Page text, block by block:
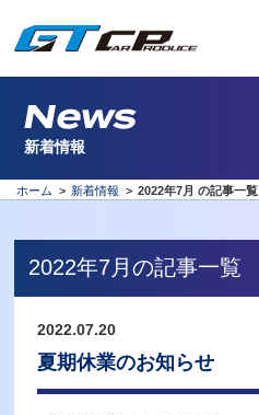
News
新着情報
ホーム > 新着情報 > 2022年7月 の記事一覧
2022年7月の記事一覧
2022.07.20
夏期休業のお知らせ